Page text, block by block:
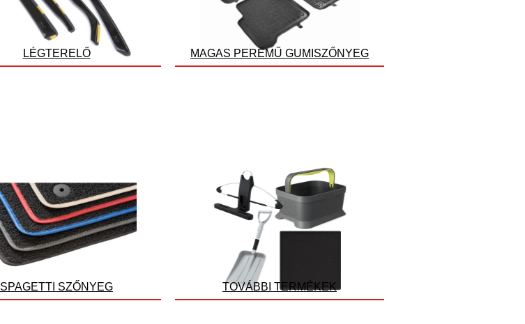
LÉGTERELŐ MAGAS PEREMŰ GUMISZŐNYEG
SPAGETTI SZŐNYEG TOVÁBBI TERMÉKEK